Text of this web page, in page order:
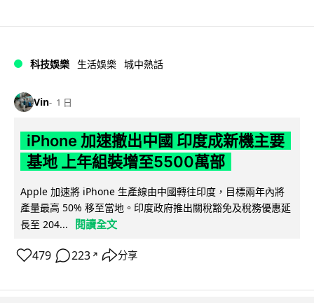
科技娛樂 生活娛樂 城中熱話
Vin 1 日
iPhone 加速撤出中國 印度成新機主要
基地 上年組裝增至5500萬部
Apple 加速將 iPhone 生產線由中國轉往印度，目標兩年內將
產量最高 50% 移至當地。印度政府推出關稅豁免及稅務優惠延
長至 204...
閱讀全文
479 223 ↗ 分享